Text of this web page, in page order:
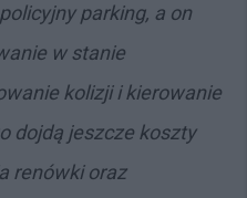
parking, a on
w stanie
kolizji i kierowanie
dojdą jeszcze koszty
renówki oraz